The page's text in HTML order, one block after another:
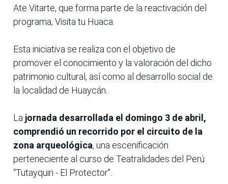
Ate Vitarte, que forma parte de la reactivación del
programa, Visita tu Huaca.
Esta iniciativa se realiza con el objetivo de
promover el conocimiento y la valoración del dicho
patrimonio cultural, así como al desarrollo social de
la localidad de Huaycán.
La jornada desarrollada el domingo 3 de abril,
comprendió un recorrido por el circuito de la
zona arqueológica, una escenificación
perteneciente al curso de Teatralidades del Perú
“Tutayquiri - El Protector”.